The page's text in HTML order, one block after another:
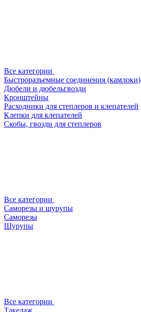
Все категории
Быстроразъемные соединения (камлоки)
Дюбели и дюбельгвозди
Кронштейны
Расходники для степлеров и клепателей
Клепки для клепателей
Скобы, гвозди для степлеров
Все категории
Саморезы и шурупы
Саморезы
Шурупы
Все категории
Такелаж